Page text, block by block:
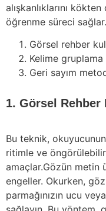
alışkanlıklarını
öğrenme süreci
Görsel rehber
Kelime
Geri sayım
1. Görsel Rehber
Bu teknik,
ritimle ve
amaçlar.Gözün metin
engeller. Okurken,
parmağınızın ucu